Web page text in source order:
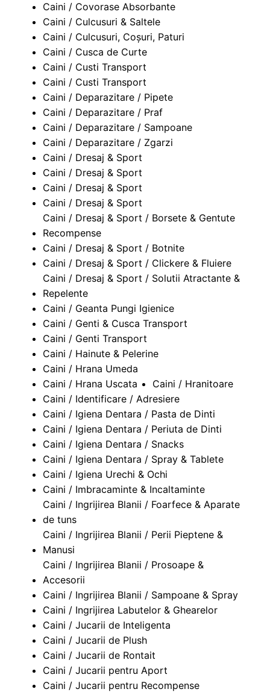
Caini / Covorase Absorbante
Caini / Culcusuri & Saltele
Caini / Culcusuri, Coșuri, Paturi
Caini / Cusca de Curte
Caini / Custi Transport
Caini / Custi Transport
Caini / Deparazitare / Pipete
Caini / Deparazitare / Praf
Caini / Deparazitare / Sampoane
Caini / Deparazitare / Zgarzi
Caini / Dresaj & Sport
Caini / Dresaj & Sport
Caini / Dresaj & Sport
Caini / Dresaj & Sport
Caini / Dresaj & Sport / Borsete & Gentute
Recompense
Caini / Dresaj & Sport / Botnite
Caini / Dresaj & Sport / Clickere & Fluiere
Caini / Dresaj & Sport / Solutii Atractante &
Repelente
Caini / Geanta Pungi Igienice
Caini / Genti & Cusca Transport
Caini / Genti Transport
Caini / Hainute & Pelerine
Caini / Hrana Umeda
Caini / Hrana Uscata
Caini / Hranitoare
Caini / Identificare / Adresiere
Caini / Igiena Dentara / Pasta de Dinti
Caini / Igiena Dentara / Periuta de Dinti
Caini / Igiena Dentara / Snacks
Caini / Igiena Dentara / Spray & Tablete
Caini / Igiena Urechi & Ochi
Caini / Imbracaminte & Incaltaminte
Caini / Ingrijirea Blanii / Foarfece & Aparate
de tuns
Caini / Ingrijirea Blanii / Perii Pieptene &
Manusi
Caini / Ingrijirea Blanii / Prosoape &
Accesorii
Caini / Ingrijirea Blanii / Sampoane & Spray
Caini / Ingrijirea Labutelor & Ghearelor
Caini / Jucarii de Inteligenta
Caini / Jucarii de Plush
Caini / Jucarii de Rontait
Caini / Jucarii pentru Aport
Caini / Jucarii pentru Recompense